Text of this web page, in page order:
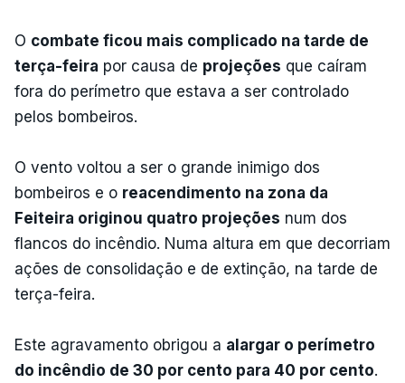
O combate ficou mais complicado na tarde de
terça-feira por causa de projeções que caíram
fora do perímetro que estava a ser controlado
pelos bombeiros.
O vento voltou a ser o grande inimigo dos
bombeiros e o reacendimento na zona da
Feiteira originou quatro projeções num dos
flancos do incêndio. Numa altura em que decorriam
ações de consolidação e de extinção, na tarde de
terça-feira.
Este agravamento obrigou a alargar o perímetro
do incêndio de 30 por cento para 40 por cento.